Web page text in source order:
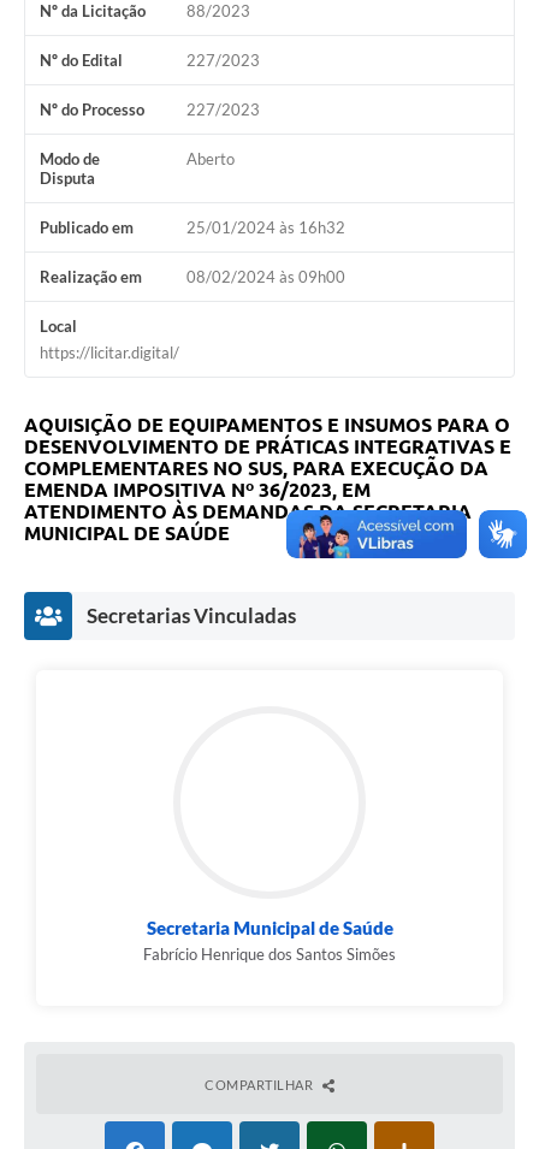
Notificações de Penalidades – Decisões
Conselho Municipal de Conservação e Defesa do
Meio Ambiente-CODEMA
Galeria de Fotos
Contratos
Audiências Públicas
Arquivos para Download
Obras
Galeria de Vídeos
Projetos
Links
Nº da Licitação 88/2023
Nº do Edital 227/2023
Nº do Processo 227/2023
Modo de
Disputa
Aberto
Publicado em 25/01/2024 às 16h32
Realização em 08/02/2024 às 09h00
Local
https://licitar.digital/
AQUISIÇÃO DE EQUIPAMENTOS E INSUMOS PARA O
DESENVOLVIMENTO DE PRÁTICAS INTEGRATIVAS E
COMPLEMENTARES NO SUS, PARA EXECUÇÃO DA
EMENDA IMPOSITIVA Nº 36/2023, EM
ATENDIMENTO ÀS DEMANDAS DA SECRETARIA
MUNICIPAL DE SAÚDE
Secretarias Vinculadas
Secretaria Municipal de Saúde
Fabrício Henrique dos Santos Simões
COMPARTILHAR